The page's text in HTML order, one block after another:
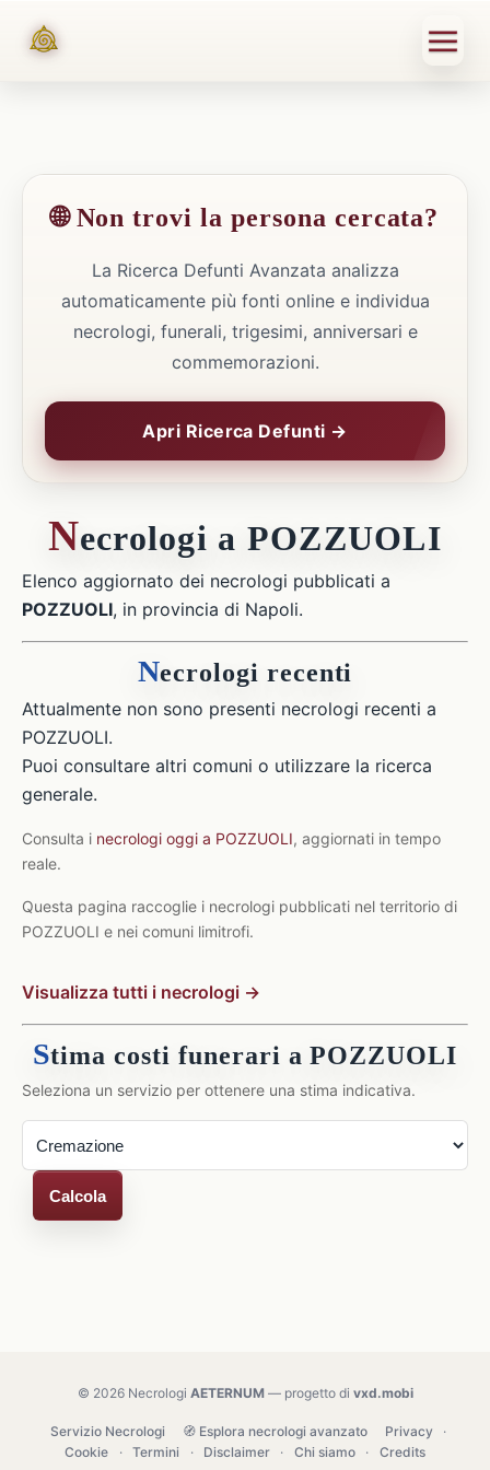
🌐 Non trovi la persona cercata?
La Ricerca Defunti Avanzata analizza
automaticamente più fonti online e individua
necrologi, funerali, trigesimi, anniversari e
commemorazioni.
Apri Ricerca Defunti →
Necrologi a POZZUOLI
Elenco aggiornato dei necrologi pubblicati a
POZZUOLI, in provincia di Napoli.
Necrologi recenti
Attualmente non sono presenti necrologi recenti a
POZZUOLI.
Puoi consultare altri comuni o utilizzare la ricerca
generale.
Consulta i necrologi oggi a POZZUOLI, aggiornati in tempo
reale.
Questa pagina raccoglie i necrologi pubblicati nel territorio di
POZZUOLI e nei comuni limitrofi.
Visualizza tutti i necrologi →
Stima costi funerari a POZZUOLI
Seleziona un servizio per ottenere una stima indicativa.
Calcola
© 2026 Necrologi AETERNUM— progetto di vxd.mobi
Servizio Necrologi 🧭 Esplora necrologi avanzato Privacy
·
Cookie
· Termini · Disclaimer · Chi siamo · Credits